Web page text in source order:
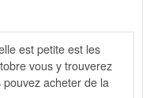
est petite est les
vous y trouverez
acheter de la